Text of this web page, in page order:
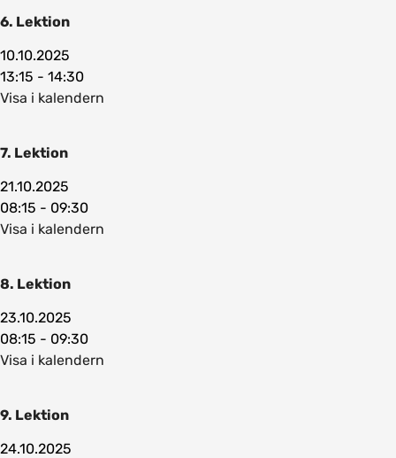
6. Lektion
10.10.2025
13:15 - 14:30
Visa i kalendern
7. Lektion
21.10.2025
08:15 - 09:30
Visa i kalendern
8. Lektion
23.10.2025
08:15 - 09:30
Visa i kalendern
9. Lektion
24.10.2025